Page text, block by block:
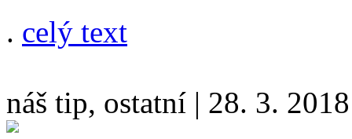
. celý text
náš tip, ostatní | 28. 3. 2018